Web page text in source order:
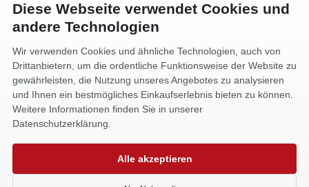
KONTAKT
Alfa-Service Hurtienne GmbH
Siemensstr. 32
59199 Bönen
+49 (0) 2383 93640
info@alfa-service.com
Whatsapp (no voice calls):
Diese Webseite verwendet Cookies und
andere Technologien
Wir verwenden Cookies und ähnliche Technologien, auch von
Drittanbietern, um die ordentliche Funktionsweise der Website zu
gewährleisten, die Nutzung unseres Angebotes zu analysieren
und Ihnen ein bestmögliches Einkaufserlebnis bieten zu können.
Weitere Informationen finden Sie in unserer
Datenschutzerklärung.
Alle akzeptieren